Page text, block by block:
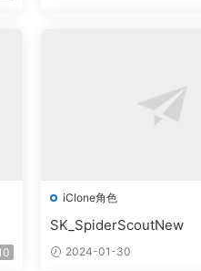
iClone角色
SK_SpiderScoutNew
2024-01-30